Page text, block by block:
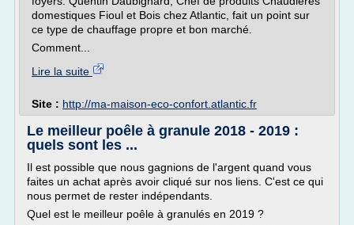
domestiques Fioul et Bois chez Atlantic, fait un point sur
ce type de chauffage propre et bon marché.
Comment...
Lire la suite
Site : http://ma-maison-eco-confort.atlantic.fr
Le meilleur poêle à granule 2018 - 2019 :
quels sont les ...
Il est possible que nous gagnions de l'argent quand vous
faites un achat après avoir cliqué sur nos liens. C'est ce qui
nous permet de rester indépendants.
Quel est le meilleur poêle à granulés en 2019 ?